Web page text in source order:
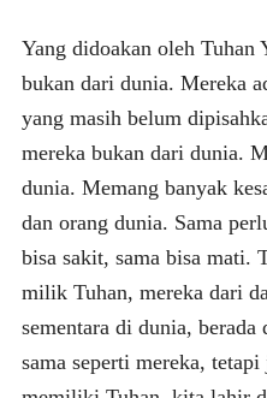
Yang didoakan oleh Tuhan
bukan dari dunia. Mereka
yang masih belum
mereka bukan dari dunia.
dunia. Memang banyak
dan orang dunia. Sama
bisa sakit, sama bisa mati.
milik Tuhan, mereka dari
sementara di dunia, berada
sama seperti mereka,